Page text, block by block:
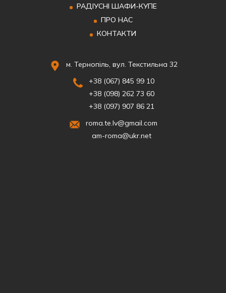
РАДІУСНІ ШАФИ-КУПЕ
ПРО НАС
КОНТАКТИ
м. Тернопіль, вул. Текстильна 32
+38 (067) 845 99 10
+38 (098) 262 73 60
+38 (097) 907 86 21
roma.te.lv@gmail.com
am-roma@ukr.net